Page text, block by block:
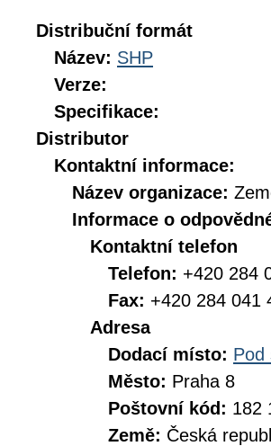
Distribuční formát
Název: SHP
Verze:
Specifikace:
Distributor
Kontaktní informace:
Název organizace:
Informace o
Kontaktní telefon
Telefon: +420 284
Fax: +420 284 041
Adresa
Dodací místo: Pod
Město: Praha 8
Poštovní kód: 182
Země: Česká